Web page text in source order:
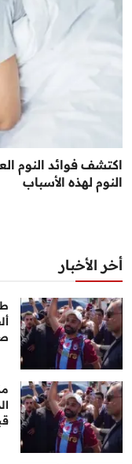
اكتشف فوائد النوم
النوم لهذه الأسباب
أخر الأخبار